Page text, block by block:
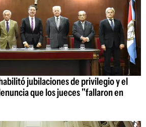
jubilaciones de privilegio y el
que los jueces "fallaron en